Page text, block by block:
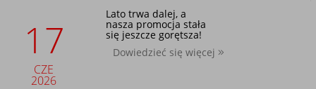
17
CZE
2026
Lato trwa dalej, a
nasza promocja stała
się jeszcze gorętsza!
Dowiedzieć się więcej